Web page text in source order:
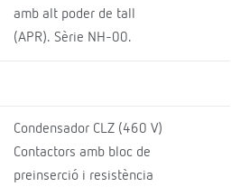
amb alt poder de tall
(APR). Sèrie NH-00.
Condensador CLZ (460 V)
Contactors amb bloc de
preinserció i resistència